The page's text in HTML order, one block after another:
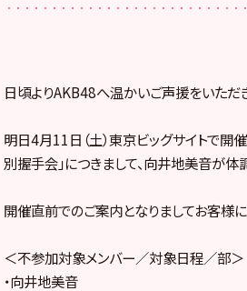
日頃よりAKB48へ温かいご声援をいただ
明日4月11日（土）東京ビッグサイトで
別握手会」につきまして、向井地美音が
開催直前でのご案内となりましてお客様
＜不参加対象メンバー／対象日程／部＞
・向井地美音